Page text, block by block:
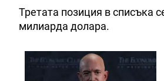
Третата позиция в списъка
милиарда долара.